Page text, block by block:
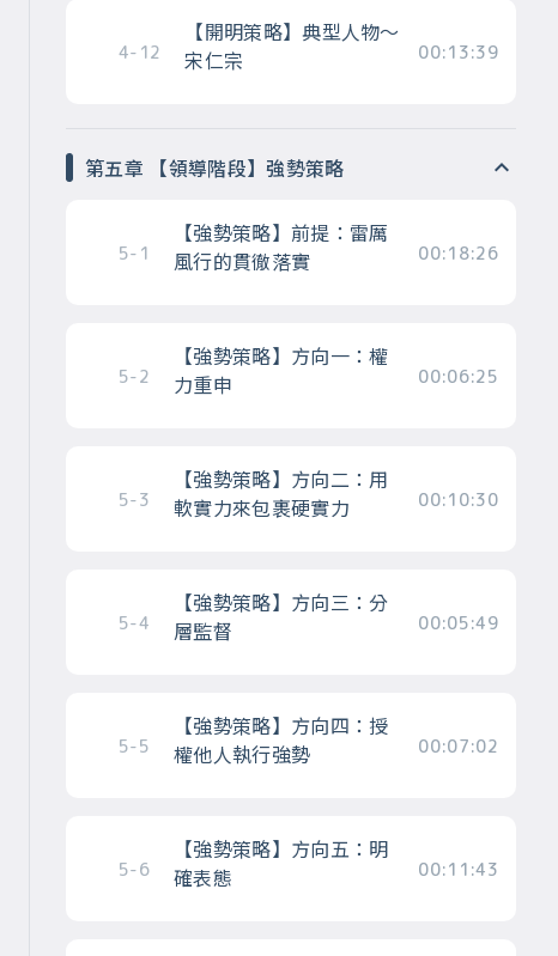
4-12
【開明策略】典型人物～
宋仁宗
00:13:39
第五章 【領導階段】強勢策略
5-1
【強勢策略】前提：雷厲
風行的貫徹落實
00:18:26
5-2
【強勢策略】方向一：權
力重申
00:06:25
5-3
【強勢策略】方向二：用
軟實力來包裹硬實力
00:10:30
5-4
【強勢策略】方向三：分
層監督
00:05:49
5-5
【強勢策略】方向四：授
權他人執行強勢
00:07:02
5-6
【強勢策略】方向五：明
確表態
00:11:43